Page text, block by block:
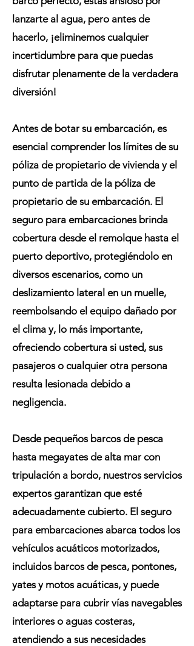
lanzarte al agua, pero antes de
hacerlo, ¡eliminemos cualquier
incertidumbre para que puedas
disfrutar plenamente de la verdadera
diversión!
Antes de botar su embarcación, es
esencial comprender los límites de su
póliza de propietario de vivienda y el
punto de partida de la póliza de
propietario de su embarcación. El
seguro para embarcaciones brinda
cobertura desde el remolque hasta el
puerto deportivo, protegiéndolo en
diversos escenarios, como un
deslizamiento lateral en un muelle,
reembolsando el equipo dañado por
el clima y, lo más importante,
ofreciendo cobertura si usted, sus
pasajeros o cualquier otra persona
resulta lesionada debido a
negligencia.
Desde pequeños barcos de pesca
hasta megayates de alta mar con
tripulación a bordo, nuestros servicios
expertos garantizan que esté
adecuadamente cubierto. El seguro
para embarcaciones abarca todos los
vehículos acuáticos motorizados,
incluidos barcos de pesca, pontones,
yates y motos acuáticas, y puede
adaptarse para cubrir vías navegables
interiores o aguas costeras,
atendiendo a sus necesidades